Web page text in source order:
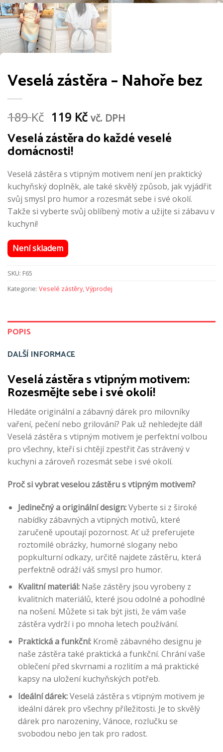
Veselá zástěra – Nahoře bez
189Kč Původní
cena
byla:
189 Kč.
119 KčAktuální
cena
119 Kč.
vč. DPH
Veselá zástěra do každé veselé
domácnosti!
Veselá zástěra s vtipným motivem není jen praktický
kuchyňský doplněk, ale také skvělý způsob, jak vyjádřit
svůj smysl pro humor a rozesmát sebe i své okolí.
Takže si vyberte svůj oblíbený motiv a užijte si zábavu v
kuchyni!
Není skladem
SKU: F65
Kategorie: Veselé zástěry,Výprodej
POPIS
DALŠÍ INFORMACE
Veselá zástěra s vtipným motivem:
Rozesmějte sebe i své okolí!
Hledáte originální a zábavný dárek pro milovníky
vaření, pečení nebo grilování? Pak už nehledejte dál!
Veselá zástěra s vtipným motivem je perfektní volbou
pro všechny, kteří si chtějí zpestřit čas strávený v
kuchyni a zároveň rozesmát sebe i své okolí.
Proč si vybrat veselou zástěru s vtipným motivem?
Jedinečný a originální design:Vyberte si z široké
nabídky zábavných a vtipných motivů, které
zaručeně upoutají pozornost. Ať už preferujete
roztomilé obrázky, humorné slogany nebo
popkulturní odkazy, určitě najdete zástěru, která
perfektně odráží váš smysl pro humor.
Kvalitní materiál:Naše zástěry jsou vyrobeny z
kvalitních materiálů, které jsou odolné a pohodlné
na nošení. Můžete si tak být jisti, že vám vaše
zástěra vydrží i po mnoha letech používání.
Praktická a funkční:Kromě zábavného designu je
naše zástěra také praktická a funkční. Chrání vaše
oblečení před skvrnami a rozlitím a má praktické
kapsy na uložení kuchyňských potřeb.
Ideální dárek:Veselá zástěra s vtipným motivem je
ideální dárek pro všechny příležitosti. Je to skvělý
dárek pro narozeniny, Vánoce, rozlučku se
svobodou nebo jen tak pro radost.